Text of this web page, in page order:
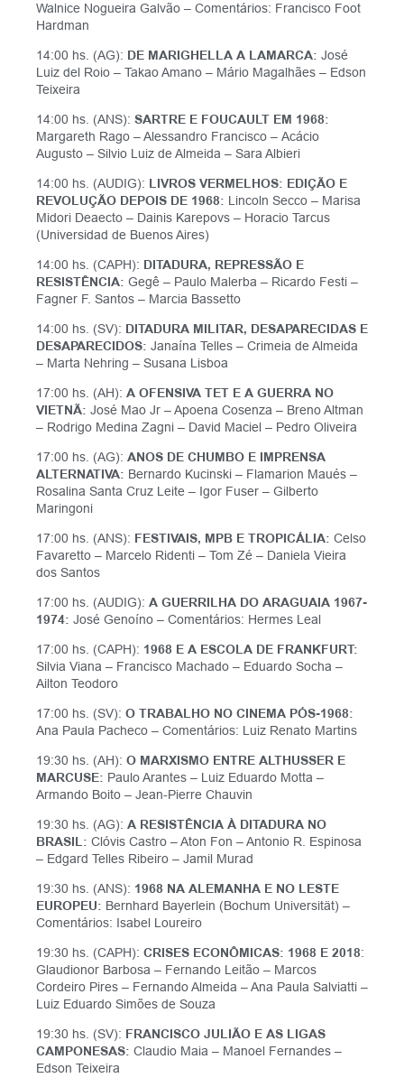
Walnice Nogueira Galvão – Comentários: Francisco Foot
Hardman
14:00 hs. (AG): DE MARIGHELLA A LAMARCA: José
Luiz del Roio – Takao Amano – Mário Magalhães – Edson
Teixeira
14:00 hs. (ANS): SARTRE E FOUCAULT EM 1968:
Margareth Rago – Alessandro Francisco – Acácio
Augusto – Silvio Luiz de Almeida – Sara Albieri
14:00 hs. (AUDIG): LIVROS VERMELHOS: EDIÇÃO E
REVOLUÇÃO DEPOIS DE 1968: Lincoln Secco – Marisa
Midori Deaecto – Dainis Karepovs – Horacio Tarcus
(Universidad de Buenos Aires)
14:00 hs. (CAPH): DITADURA, REPRESSÃO E
RESISTÊNCIA: Gegê – Paulo Malerba – Ricardo Festi –
Fagner F. Santos – Marcia Bassetto
14:00 hs. (SV): DITADURA MILITAR, DESAPARECIDAS E
DESAPARECIDOS: Janaína Telles – Crimeia de Almeida
– Marta Nehring – Susana Lisboa
17:00 hs. (AH): A OFENSIVA TET E A GUERRA NO
VIETNÃ: José Mao Jr – Apoena Cosenza – Breno Altman
– Rodrigo Medina Zagni – David Maciel – Pedro Oliveira
17:00 hs. (AG): ANOS DE CHUMBO E IMPRENSA
ALTERNATIVA: Bernardo Kucinski – Flamarion Maués –
Rosalina Santa Cruz Leite – Igor Fuser – Gilberto
Maringoni
17:00 hs. (ANS): FESTIVAIS, MPB E TROPICÁLIA: Celso
Favaretto – Marcelo Ridenti – Tom Zé – Daniela Vieira
dos Santos
17:00 hs. (AUDIG): A GUERRILHA DO ARAGUAIA 1967-
1974: José Genoíno – Comentários: Hermes Leal
17:00 hs. (CAPH): 1968 E A ESCOLA DE FRANKFURT:
Silvia Viana – Francisco Machado – Eduardo Socha –
Ailton Teodoro
17:00 hs. (SV): O TRABALHO NO CINEMA PÓS-1968:
Ana Paula Pacheco – Comentários: Luiz Renato Martins
19:30 hs. (AH): O MARXISMO ENTRE ALTHUSSER E
MARCUSE: Paulo Arantes – Luiz Eduardo Motta –
Armando Boito – Jean-Pierre Chauvin
19:30 hs. (AG): A RESISTÊNCIA À DITADURA NO
BRASIL: Clóvis Castro – Aton Fon – Antonio R. Espinosa
– Edgard Telles Ribeiro – Jamil Murad
19:30 hs. (ANS): 1968 NA ALEMANHA E NO LESTE
EUROPEU: Bernhard Bayerlein (Bochum Universität) –
Comentários: Isabel Loureiro
19:30 hs. (CAPH): CRISES ECONÔMICAS: 1968 E 2018:
Glaudionor Barbosa – Fernando Leitão – Marcos
Cordeiro Pires – Fernando Almeida – Ana Paula Salviatti –
Luiz Eduardo Simões de Souza
19:30 hs. (SV): FRANCISCO JULIÃO E AS LIGAS
CAMPONESAS: Claudio Maia – Manoel Fernandes –
Edson Teixeira